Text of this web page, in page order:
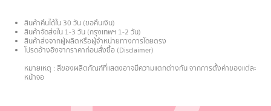
สินค้าคืนได้ใน 30 วัน (ขอคืนเงิน)
สินค้าจัดส่งใน 1-3 วัน (กรุงเทพฯ 1-2 วัน)
สินค้าส่งจากผู้ผลิตหรือผู้จำหน่ายทางการโดยตรง
โปรดอ้างอิงจากราคาก่อนสั่งซื้อ (Disclaimer)
หมายเหตุ : สีของผลิตภัณฑ์ที่แสดงอาจมีความแตกต่างกัน จากการตั้งค่าของแต่ละ
หน้าจอ